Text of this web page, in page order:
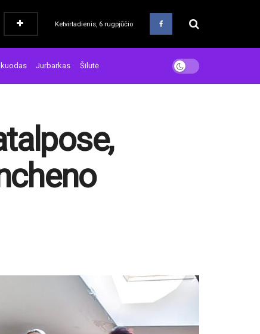
Ketvirtadienis, 6 rugpjūčio
Jurbarkas Šilutė